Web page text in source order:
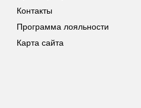
Контакты
Программа лояльности
Карта сайта